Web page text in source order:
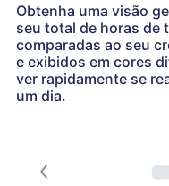
Obtenha uma visão
seu total de horas de
comparadas ao seu
e exibidos em cores
ver rapidamente se
um dia.